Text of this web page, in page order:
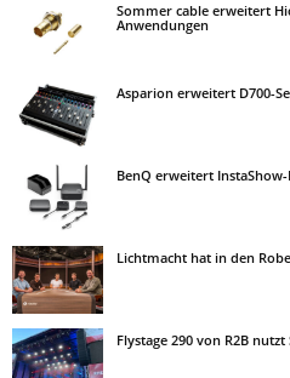
Sommer cable erweitert
Anwendungen
Asparion erweitert D700-
BenQ erweitert
Lichtmacht hat in den
Flystage 290 von R2B